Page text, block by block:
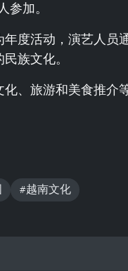
参加。
度活动，演艺人员
族文化。
、旅游和美食推介
#越南文化